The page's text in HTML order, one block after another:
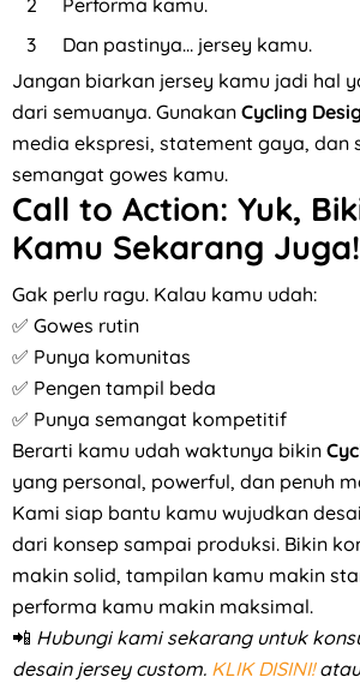
Performa kamu.
Dan pastinya… jersey kamu.
Jangan biarkan jersey kamu jadi hal
dari semuanya. Gunakan Cycling
media ekspresi, statement gaya, dan
semangat gowes kamu.
Call to Action: Yuk,
Kamu Sekarang Juga!
Gak perlu ragu. Kalau kamu udah:
✅ Gowes rutin
✅ Punya komunitas
✅ Pengen tampil beda
✅ Punya semangat kompetitif
Berarti kamu udah waktunya bikin
yang personal, powerful, dan penuh
Kami siap bantu kamu wujudkan
dari konsep sampai produksi. Bikin
makin solid, tampilan kamu makin
performa kamu makin maksimal.
📲 Hubungi kami sekarang untuk
desain jersey custom. KLIK DISINI!atau